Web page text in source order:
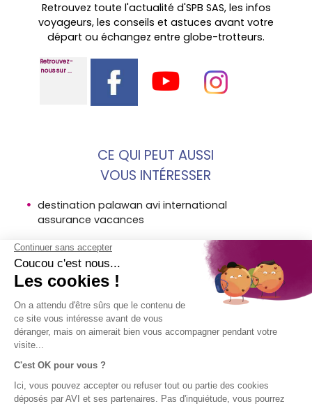
Retrouvez toute l'actualité d'SPB SAS, les infos
voyageurs, les conseils et astuces avant votre
départ ou échangez entre globe-trotteurs.
Retrouvez-
nous sur ...
CE QUI PEUT AUSSI
VOUS INTÉRESSER
destination palawan avi international
assurance vacances
pourquoi souscrire a une assurance annulation
quels documents utiles pour annuler son
voyage
MENTIONS
Mentions
légales AVI
SOCIÉTÉ
AVI
voyage en
ACCÈS
Contact
Aide
SUIVEZ-